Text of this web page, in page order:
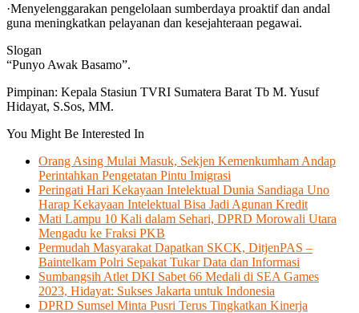
·Menyelenggarakan pengelolaan sumberdaya proaktif dan andal
guna meningkatkan pelayanan dan kesejahteraan pegawai.
Slogan
“Punyo Awak Basamo”.
Pimpinan: Kepala Stasiun TVRI Sumatera Barat Tb M. Yusuf
Hidayat, S.Sos, MM.
You Might Be Interested In
Orang Asing Mulai Masuk, Sekjen Kemenkumham Andap
Perintahkan Pengetatan Pintu Imigrasi
Peringati Hari Kekayaan Intelektual Dunia Sandiaga Uno
Harap Kekayaan Intelektual Bisa Jadi Agunan Kredit
Mati Lampu 10 Kali dalam Sehari, DPRD Morowali Utara
Mengadu ke Fraksi PKB
Permudah Masyarakat Dapatkan SKCK, DitjenPAS –
Baintelkam Polri Sepakat Tukar Data dan Informasi
Sumbangsih Atlet DKI Sabet 66 Medali di SEA Games
2023, Hidayat: Sukses Jakarta untuk Indonesia
DPRD Sumsel Minta Pusri Terus Tingkatkan Kinerja